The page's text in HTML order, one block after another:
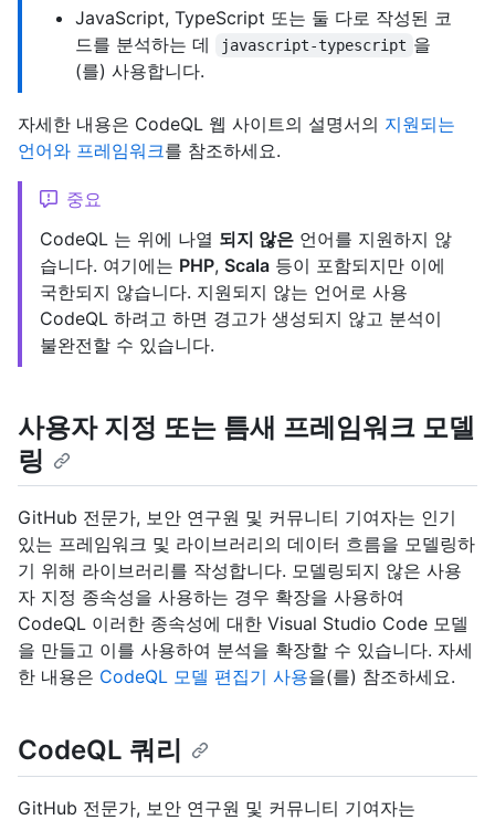
JavaScript, TypeScript 또는 둘 다로 작성된 코
드를 분석하는 데
javascript-typescript 을
(를) 사용합니다.
자세한 내용은 CodeQL 웹 사이트의 설명서의 지원되는
언어와 프레임워크를 참조하세요.
중요
CodeQL 는 위에 나열 되지 않은 언어를 지원하지 않
습니다. 여기에는 PHP, Scala 등이 포함되지만 이에
국한되지 않습니다. 지원되지 않는 언어로 사용
CodeQL 하려고 하면 경고가 생성되지 않고 분석이
불완전할 수 있습니다.
사용자 지정 또는 틈새 프레임워크 모델
링
GitHub 전문가, 보안 연구원 및 커뮤니티 기여자는 인기
있는 프레임워크 및 라이브러리의 데이터 흐름을 모델링하
기 위해 라이브러리를 작성합니다. 모델링되지 않은 사용
자 지정 종속성을 사용하는 경우 확장을 사용하여
CodeQL 이러한 종속성에 대한 Visual Studio Code 모델
을 만들고 이를 사용하여 분석을 확장할 수 있습니다. 자세
한 내용은 CodeQL 모델 편집기 사용을(를) 참조하세요.
CodeQL 쿼리
GitHub 전문가, 보안 연구원 및 커뮤니티 기여자는